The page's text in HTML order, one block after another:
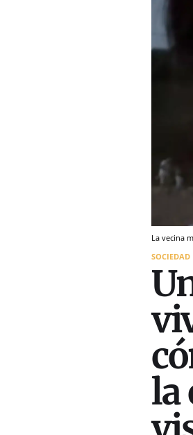
La vecina
SOCIEDAD
la